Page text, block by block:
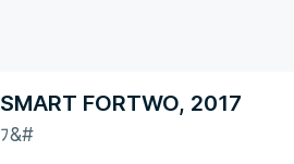
SMART FORTWO, 2017
ﾌ&#